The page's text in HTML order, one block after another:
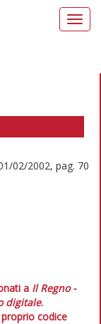
02/2002, pag. 70
a Il Regno -
digitale.
codice